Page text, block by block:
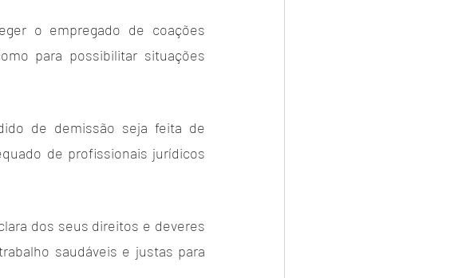
o empregado de coações
para possibilitar situações
de demissão seja feita de
de profissionais jurídicos
dos seus direitos e deveres
saudáveis e justas para